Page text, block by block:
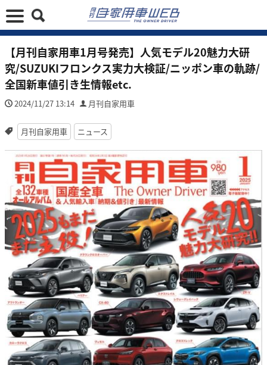
【月刊自家用車1月号発売】人気モデル20魅力大研
究/SUZUKIフロンクス実力大検証/ニッポン車の軌跡/
全国新車値引き生情報etc.
2024/11/27 13:14 月刊自家用車
月刊自家用車 ニュース